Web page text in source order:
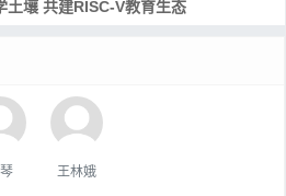
土壤 共建RISC-V教育生态
王林娥